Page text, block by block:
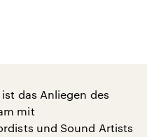
das Anliegen des
mit
und Sound Artists